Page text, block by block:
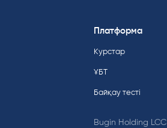
Платформа
Курстар
ҰБТ
Байқау тесті
Bugin Holding LCC